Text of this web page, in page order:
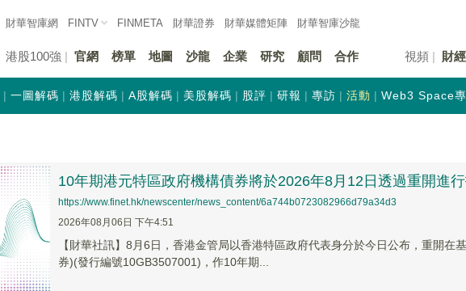
財華智庫網 FINTV FINMETA 財華證券 財華媒體矩陣 財華智庫沙龍
港股100強 官網 榜單 地圖 沙龍 企業 研究 顧問 合作 視頻 財
一圖解碼 港股解碼 A股解碼 美股解碼 股評 研報 專訪 活動 Web3 Space
10年期港元特區政府機構債券將於2026年8月12日透過重開進
https://www.finet.hk/newscenter/news_content/6a744b0723082966d79a34d3
2026年08月06日 下午4:51
【財華社訊】8月6日，香港金管局以香港特區政府代表身分於今日公布，重開
券)(發行編號10GB3507001)，作10年期...